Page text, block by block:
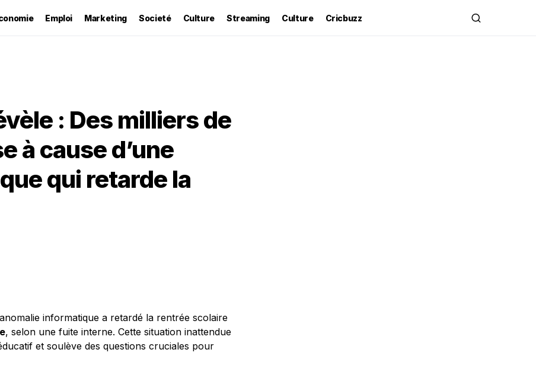
Emploi Marketing Societé Culture Streaming Culture Cricbuzz
: Des milliers de
à cause d’une
qui retarde la
informatique a retardé la rentrée scolaire
, selon une fuite interne. Cette situation inattendue
et soulève des questions cruciales pour